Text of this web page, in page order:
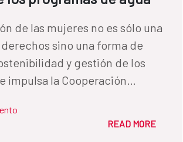
de las mujeres no es sólo una
sino una forma de
y gestión de los
impulsa la Cooperación
READ MORE